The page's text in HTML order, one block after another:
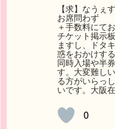
【求】なう
お席問わず
＋手数料にて
チケット掲示
ますし、ドタ
惑をおかけす
同時入場や半
す。大変難し
る方がいらっ
いです。大阪
0